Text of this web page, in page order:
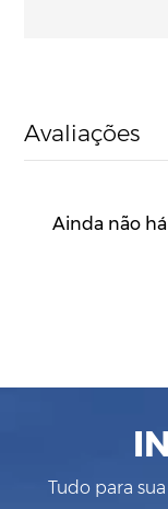
Avaliações
Ainda não
Tudo para